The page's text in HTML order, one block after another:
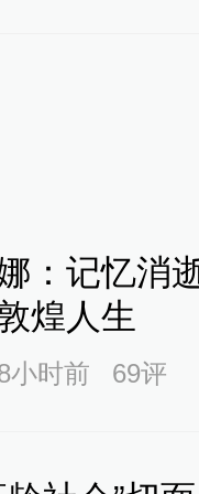
：记忆消
煌人生
小时前 69评